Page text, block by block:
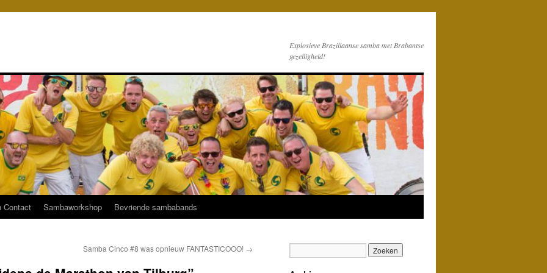
Explosieve Braziliaanse samba met Brabantse
gezelligheid!
Contact Sambaworkshop Bevriende sambabands
Samba Cinco #8 was opnieuw FANTASTICOOO! →